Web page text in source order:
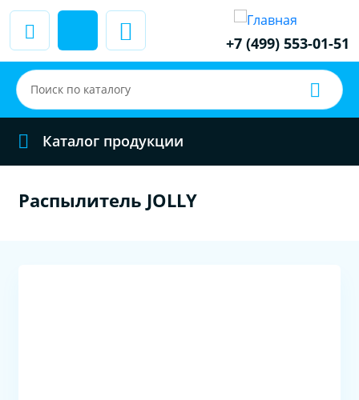
+7 (499) 553-01-51
Каталог продукции
Распылитель JOLLY